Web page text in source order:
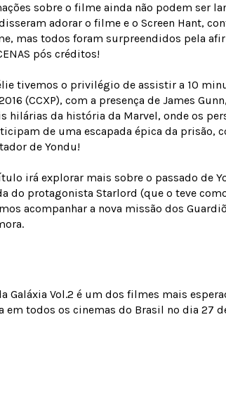
sobre o filme ainda não podem ser
adorar o filme e o Screen Hant,
mas todos foram surpreendidos pela
pós créditos!
tivemos o privilégio de assistir a 10
(CCXP), com a presença de James
hilárias da história da Marvel, onde os
de uma escapada épica da prisão,
de Yondu!
irá explorar mais sobre o passado de
do protagonista Starlord (que o teve
acompanhar a nova missão dos
Galáxia Vol.2 é um dos filmes mais
em todos os cinemas do Brasil no dia 27